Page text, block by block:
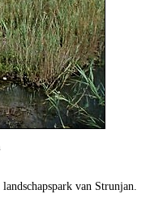
van Strunjan.